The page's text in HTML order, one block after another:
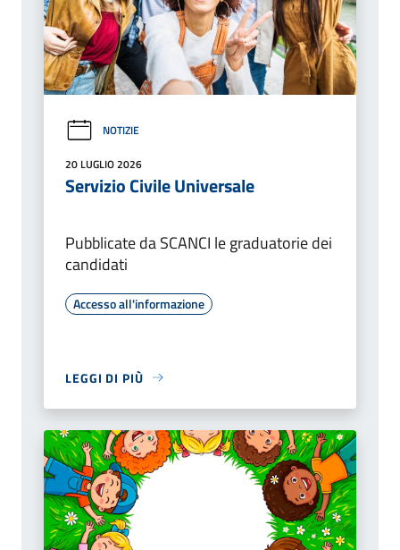
NOTIZIE
20 LUGLIO 2026
Servizio Civile Universale
Pubblicate da SCANCI le graduatorie dei
candidati
Accesso all'informazione
LEGGI DI PIÙ